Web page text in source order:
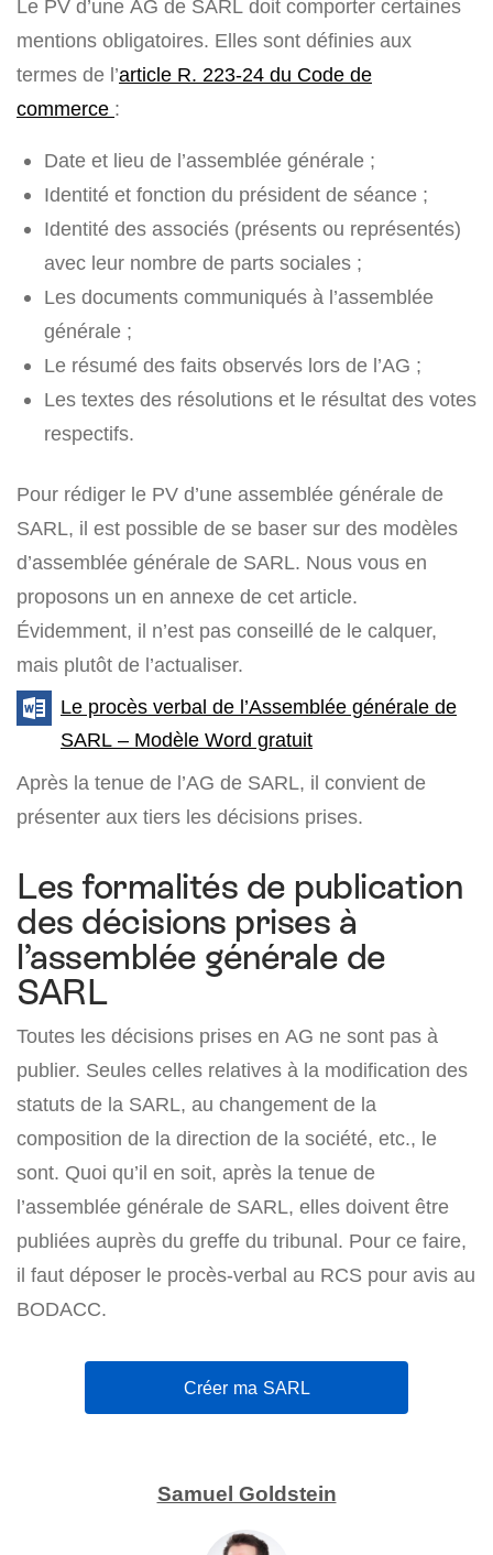
Le PV d’une AG de SARL doit comporter certaines
mentions obligatoires. Elles sont définies aux
termes de l’article R. 223-24 du Code de
commerce :
Date et lieu de l’assemblée générale ;
Identité et fonction du président de séance ;
Identité des associés (présents ou représentés)
avec leur nombre de parts sociales ;
Les documents communiqués à l’assemblée
générale ;
Le résumé des faits observés lors de l’AG ;
Les textes des résolutions et le résultat des votes
respectifs.
Pour rédiger le PV d’une assemblée générale de
SARL, il est possible de se baser sur des modèles
d’assemblée générale de SARL. Nous vous en
proposons un en annexe de cet article.
Évidemment, il n’est pas conseillé de le calquer,
mais plutôt de l’actualiser.
Le procès verbal de l’Assemblée générale de
SARL – Modèle Word gratuit
Après la tenue de l’AG de SARL, il convient de
présenter aux tiers les décisions prises.
Les formalités de publication
des décisions prises à
l’assemblée générale de
SARL
Toutes les décisions prises en AG ne sont pas à
publier. Seules celles relatives à la modification des
statuts de la SARL, au changement de la
composition de la direction de la société, etc., le
sont. Quoi qu’il en soit, après la tenue de
l’assemblée générale de SARL, elles doivent être
publiées auprès du greffe du tribunal. Pour ce faire,
il faut déposer le procès-verbal au RCS pour avis au
BODACC.
Créer ma SARL
Samuel Goldstein